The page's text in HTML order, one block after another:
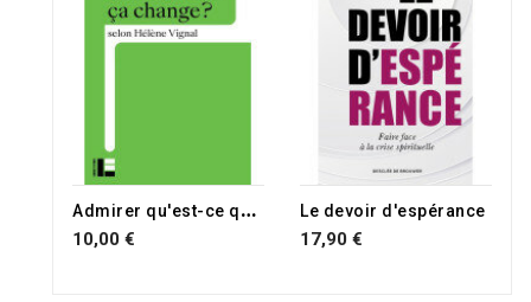
A
dmirer qu'est-ce que ca change ?
10,00 €
Le devoir d'espérance
17,90 €